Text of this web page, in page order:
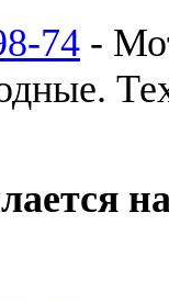
74 -